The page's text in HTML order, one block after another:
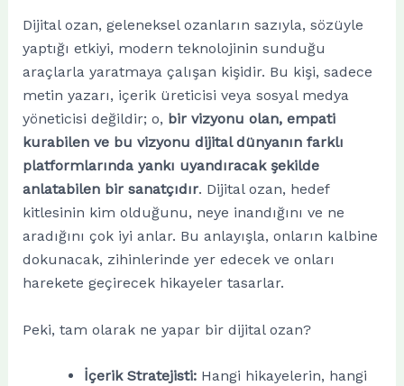
Dijital ozan, geleneksel ozanların sazıyla, sözüyle
yaptığı etkiyi, modern teknolojinin sunduğu
araçlarla yaratmaya çalışan kişidir. Bu kişi, sadece
metin yazarı, içerik üreticisi veya sosyal medya
yöneticisi değildir; o, bir vizyonu olan, empati
kurabilen ve bu vizyonu dijital dünyanın farklı
platformlarında yankı uyandıracak şekilde
anlatabilen bir sanatçıdır. Dijital ozan, hedef
kitlesinin kim olduğunu, neye inandığını ve ne
aradığını çok iyi anlar. Bu anlayışla, onların kalbine
dokunacak, zihinlerinde yer edecek ve onları
harekete geçirecek hikayeler tasarlar.
Peki, tam olarak ne yapar bir dijital ozan?
İçerik Stratejisti:Hangi hikayelerin, hangi